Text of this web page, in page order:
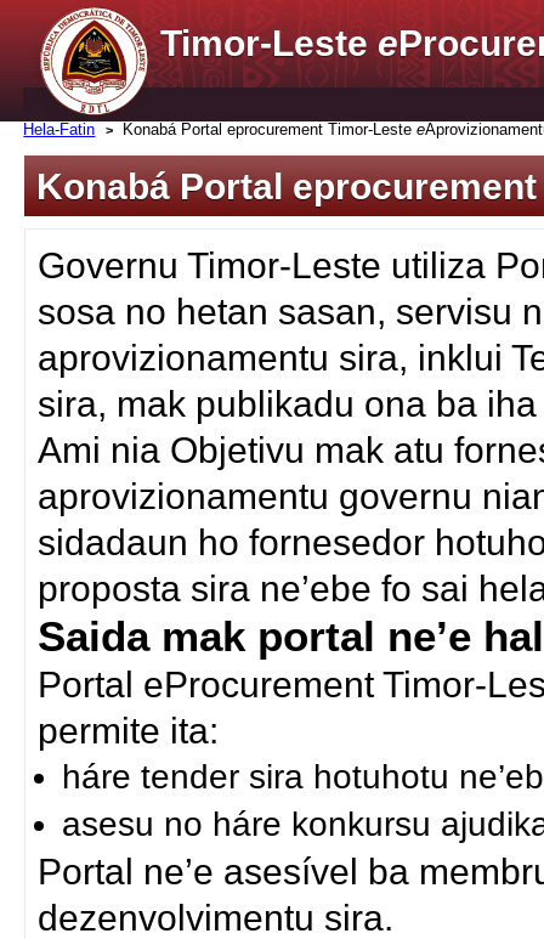
Timor-Lestee
Hela-Fatin Konabá Portal eprocurement Timor-Lestee
Konabá Portal
Governu Timor-Leste utiliza
sosa no hetan sasan, servisu
aprovizionamentu sira, inklui
sira, mak publikadu ona ba
Ami nia Objetivu mak atu
aprovizionamentu governu
sidadaun ho fornesedor
proposta sira ne’ebe fo sai
Saida mak portal ne’e
Portal eProcurement Timor-
permite ita:
háre tender sira hotuhotu
asesu no háre konkursu
Portal ne’e asesível ba
dezenvolvimentu sira.